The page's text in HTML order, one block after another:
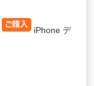
iPhone デ